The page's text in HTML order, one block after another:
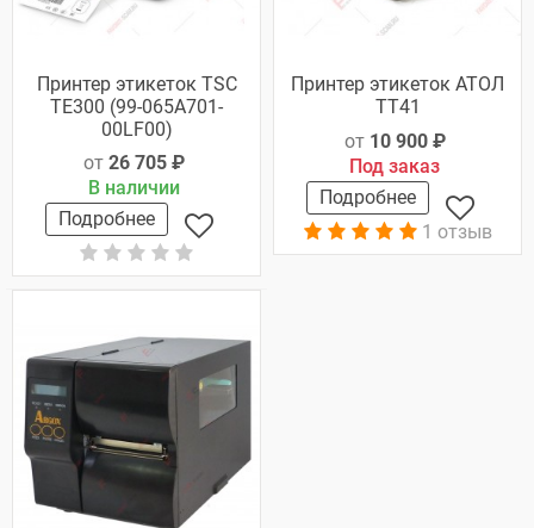
Принтер этикеток TSC
TE300 (99-065A701-
00LF00)
от 26 705 ₽
В наличии
Подробнее
Принтер этикеток АТОЛ
ТТ41
от 10 900 ₽
Под заказ
Подробнее
1 отзыв